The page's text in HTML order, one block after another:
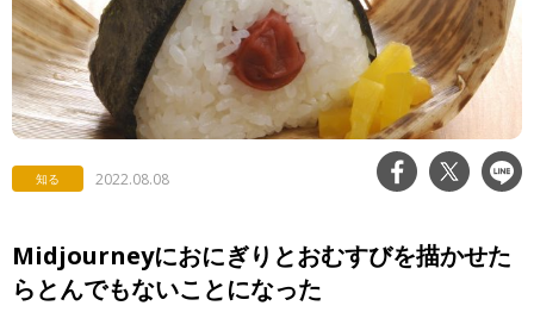
知る 2022.08.08
Midjourneyにおにぎりとおむすびを描かせた
らとんでもないことになった